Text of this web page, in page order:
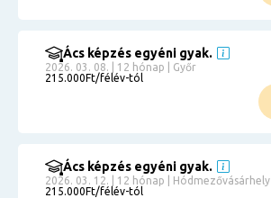
Ács képzés egyéni gyak.
2026. 03. 08. | 12 hónap | Győr
215.000Ft/félév-tól
Ács képzés egyéni gyak.
2026. 03. 12. | 12 hónap | Hódmezővásárhely
215.000Ft/félév-tól